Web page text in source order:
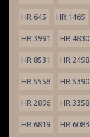
HR 645 HR 1469
HR 3991 HR 4830
HR 8531 HR 2498
HR 5558 HR 5390
HR 2896 HR 3358
HR 6819 HR 6083